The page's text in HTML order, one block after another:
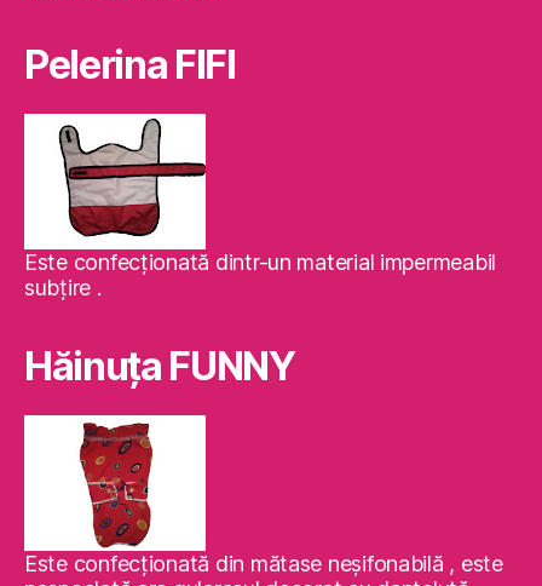
Pelerina FIFI
Este confecţionată dintr-un material impermeabil
subţire .
Hăinuţa FUNNY
Este confecţionată din mătase neşifonabilă , este